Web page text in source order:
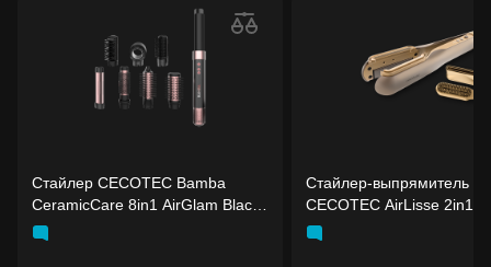
Стайлер CECOTEC Bamba
CeramicCare 8in1 AirGlam Black
(CCTC-03464)
Стайлер-выпрямитель
CECOTEC AirLisse 2in1
Champagne